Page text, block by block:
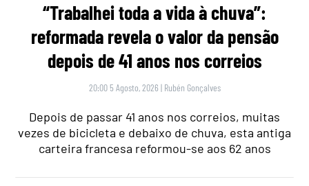
“Trabalhei toda a vida à chuva”:
reformada revela o valor da pensão
depois de 41 anos nos correios
20:00 5 Agosto, 2026 | Rubén Gonçalves
Depois de passar 41 anos nos correios, muitas
vezes de bicicleta e debaixo de chuva, esta antiga
carteira francesa reformou-se aos 62 anos